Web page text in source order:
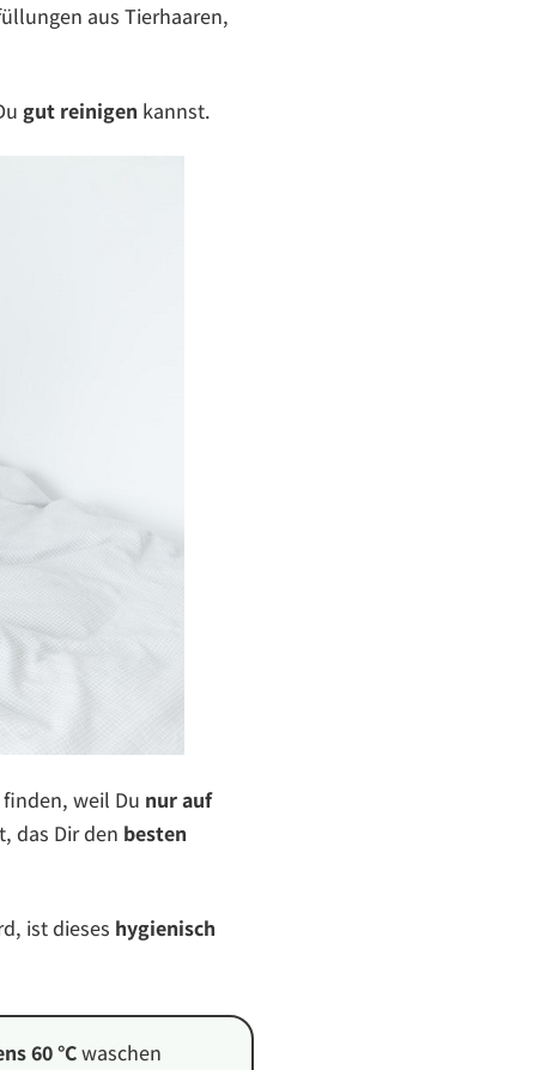
aus Tierhaaren,
gut reinigen kannst.
finden, weil Du nur auf
das Dir den besten
ist dieses hygienisch
60 °Cwaschen